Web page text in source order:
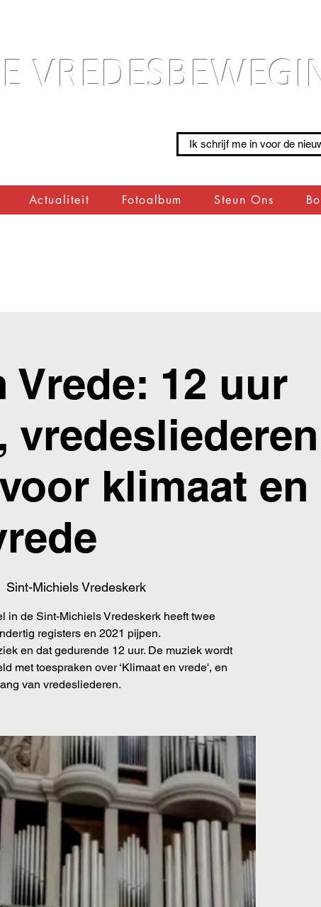
Ik schrijf me in voor de
Actualiteit Fotoalbum Steun Ons
Vrede: 12 uur
klimaat en
Sint-Michiels Vredeskerk
in de Sint-Michiels Vredeskerk heeft twee
registers en 2021 pijpen.
en dat gedurende 12 uur. De muziek wordt
met toespraken over ‘Klimaat en vrede', en
van vredesliederen.